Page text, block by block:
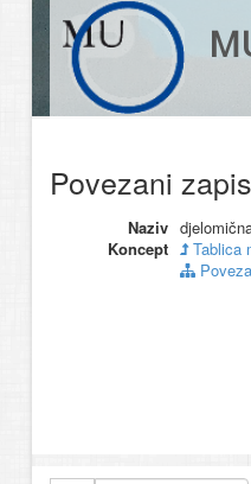
Povezani
Naziv
Koncept
Tablica